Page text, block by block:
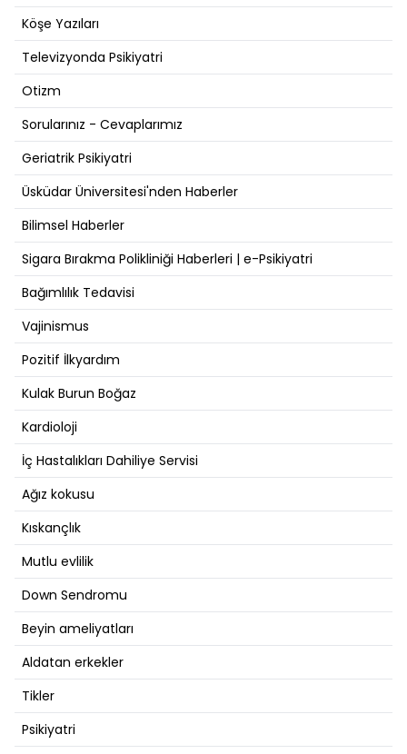
Köşe Yazıları
Televizyonda Psikiyatri
Otizm
Sorularınız - Cevaplarımız
Geriatrik Psikiyatri
Üsküdar Üniversitesi'nden Haberler
Bilimsel Haberler
Sigara Bırakma Polikliniği Haberleri | e-Psikiyatri
Bağımlılık Tedavisi
Vajinismus
Pozitif İlkyardım
Kulak Burun Boğaz
Kardioloji
İç Hastalıkları Dahiliye Servisi
Ağız kokusu
Kıskançlık
Mutlu evlilik
Down Sendromu
Beyin ameliyatları
Aldatan erkekler
Tikler
Psikiyatri